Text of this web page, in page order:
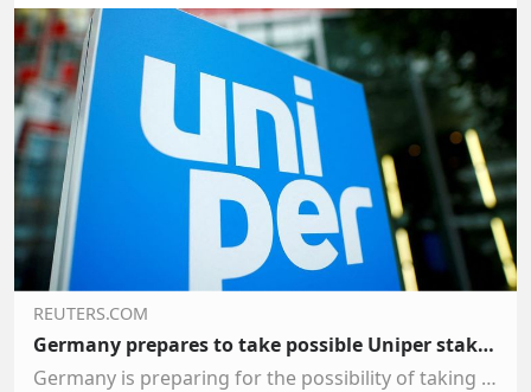
REUTERS.COM
Germany prepares to take possible Uniper stake, Handelsblatt reports
Germany is preparing for the possibility of taking a stake in Uniper , the country’s largest buyer of Russian gas, Handelsblatt reported, knocking the energy firm’s share price.